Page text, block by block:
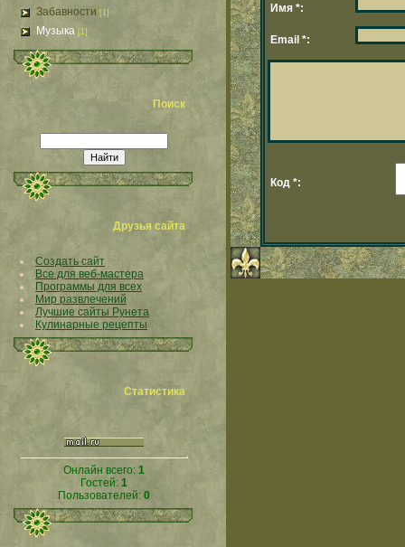
Забавности [1]
Музыка [1]
Поиск
Друзья сайта
Создать сайт
Все для веб-мастера
Программы для всех
Мир развлечений
Лучшие сайты Рунета
Кулинарные рецепты
Статистика
Онлайн всего: 1
Гостей: 1
Пользователей: 0
Имя *:
Email *:
Код *: